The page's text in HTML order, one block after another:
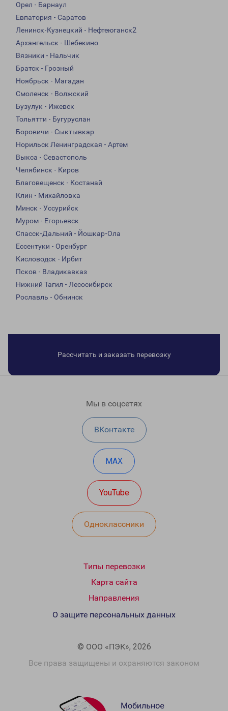
Орел - Барнаул
Евпатория - Саратов
Ленинск-Кузнецкий - Нефтеюганск2
Архангельск - Шебекино
Вязники - Нальчик
Братск - Грозный
Ноябрьск - Магадан
Смоленск - Волжский
Бузулук - Ижевск
Тольятти - Бугуруслан
Боровичи - Сыктывкар
Норильск Ленинградская - Артем
Выкса - Севастополь
Челябинск - Киров
Благовещенск - Костанай
Клин - Михайловка
Минск - Уссурийск
Муром - Егорьевск
Спасск-Дальний - Йошкар-Ола
Ессентуки - Оренбург
Кисловодск - Ирбит
Псков - Владикавказ
Нижний Тагил - Лесосибирск
Рославль - Обнинск
Рассчитать и заказать перевозку
Мы в соцсетях
ВКонтакте
MAX
YouTube
Одноклассники
Типы перевозки
Карта сайта
Направления
© ООО «ПЭК», 2026
Все права защищены и охраняются законом
О защите персональных данных